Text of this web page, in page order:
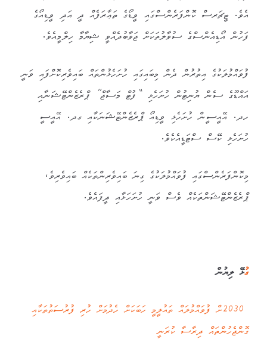
އެވެ. ޓީޗަރސް ކޮންފަރެންސްގައި ވީޑޯގެ ތަޢާރަފެއް ދީ އަދި ވީޑިއޯގެ
ފަހުން އޯޑިއެންސްގެ ސުވާލުތަކަށް ޖަވާބުދެއްވީ ޝިޔާމާ ހިލްމީއެވެ.
ފުވައްމުލަކުގެ އިތުރުން ދެން މިބައިގައި ހުށަހެޅުންތައް ބައިވެރިކޮށްފައި ވަނީ
އައްޑޫގެ ސެން ޔުނިޓުން ހުށަހެޅި “ފުޓް މަސާޖް” ޕްރެޒެންޓޭޝަނާއި
ހދ. އޭއީސީން ހުށަހެޅި ވީޑިއޯ ޕްރެޒެންޓޭޝަނަކާއި ގދ. އޭއީސީ
ހުށަހެޅި ކޭސް ސްޓަޑީއެކެވެ.
މިކޮންފަރެންސްގައި ފުވައްމުލަކުގެ ގިނަ ބައިވެރިންތަކެއް ބައިވެރިވެ،
ޕްރެޒެންޓޭޝަންތަކެއް ވެސް ވަނީ ހުށަހަޅާއި ދީފައެވެ.
ގުޅޭ ލިޔުން
2030ށް ފުވައްމުލައް ތައުލީމީ ހަބަކަށް ހެދުމަށް ހުރި ފުރުސަތުތަކާއި
ގޮންޖެހުންތައް ދިރާސާ ކުރަނީ